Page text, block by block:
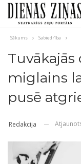
Sākums Sabiedrība
miglains
pusē
Redakcija